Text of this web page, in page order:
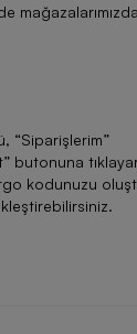
“Siparişlerim”
” butonuna
kodunuzu